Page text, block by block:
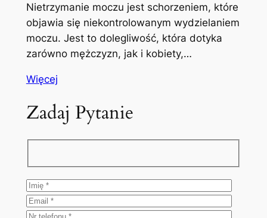
Nietrzymanie moczu jest schorzeniem, które
objawia się niekontrolowanym wydzielaniem
moczu. Jest to dolegliwość, która dotyka
zarówno mężczyzn, jak i kobiety,…
Więcej
Zadaj Pytanie